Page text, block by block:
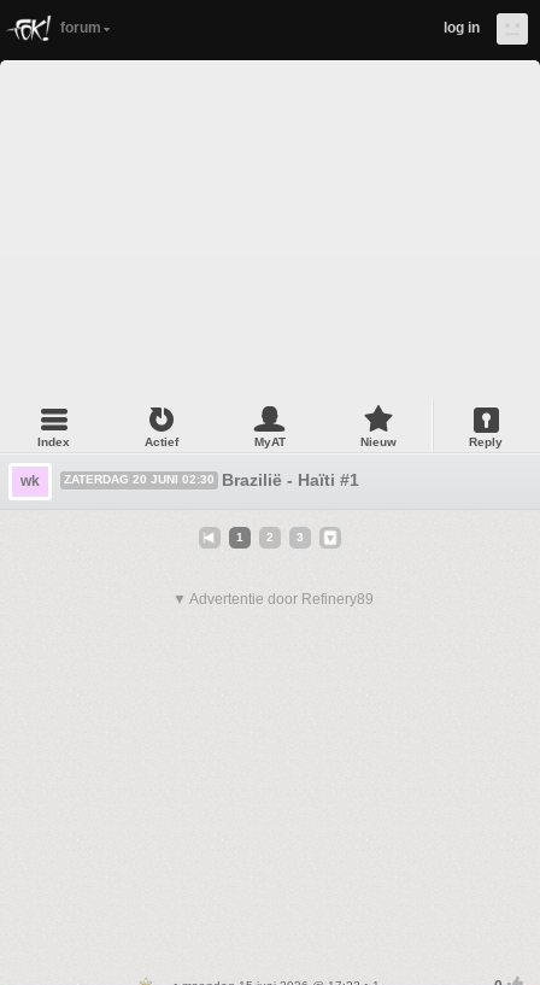
forum log in
Index Actief MyAT Nieuw Reply
wk ZATERDAG 20 JUNI 02:30 Brazilië - Haïti #1
1 2 3
▼ Advertentie door Refinery89